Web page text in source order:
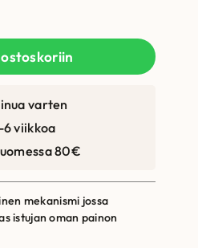
varten
viikkoa
80€
mekanismi jossa
istujan oman painon